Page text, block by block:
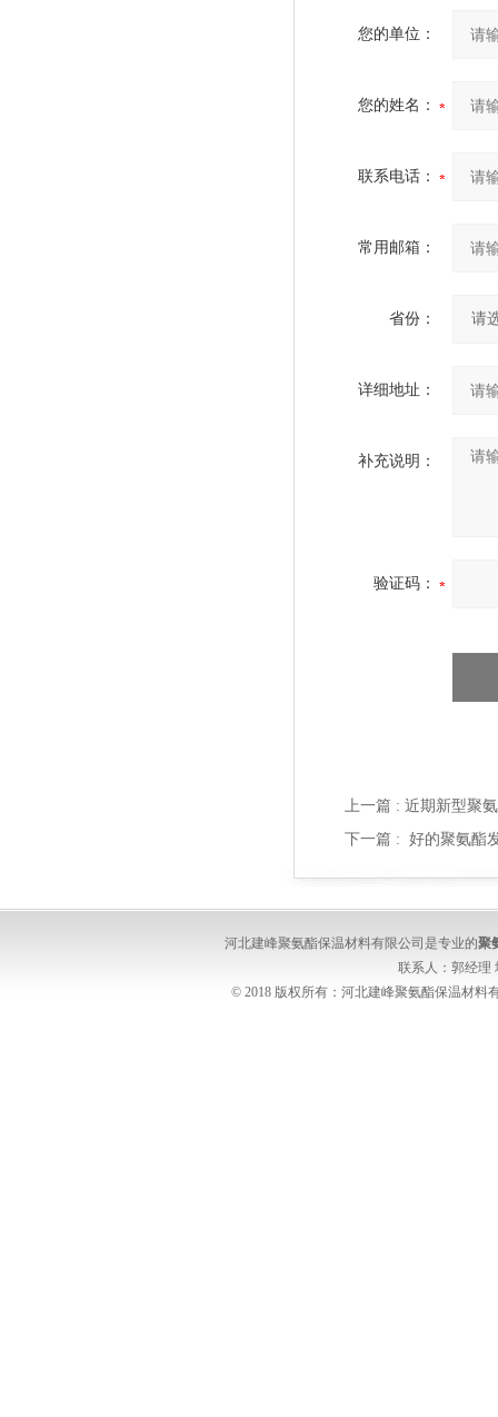
您的单位：
您的姓名：
联系电话：
常用邮箱：
省份：
详细地址：
补充说明：
验证码：
上一篇 : 近期新型聚
下一篇 : 好的聚氨酯
河北建峰聚氨酯保温材料有限公司是专业的聚
联系人：郭经理
© 2018 版权所有：河北建峰聚氨酯保温材